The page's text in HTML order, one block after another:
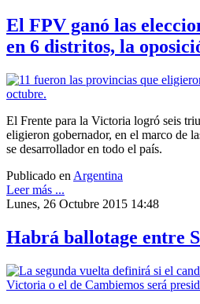
El FPV ganó las
en 6 distritos, la
El Frente para la Victoria logró seis
eligieron gobernador, en el marco de
se desarrollador en todo el país.
Publicado en Argentina
Leer más ...
Lunes, 26 Octubre 2015 14:48
Habrá ballotage entre